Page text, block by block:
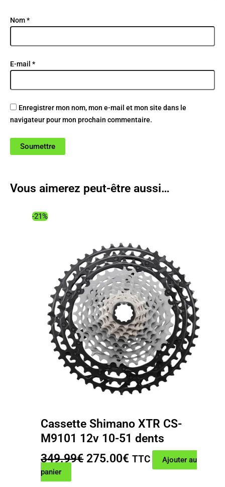
Nom*
E-mail *
Enregistrer mon nom, mon e-mail et mon site dans le
navigateur pour mon prochain commentaire.
Vous aimerez peut-être aussi…
-21%
Cassette Shimano XTR CS-
M9101 12v 10-51 dents
349.99€ Le
275.00€ Le
TTC
Ajouter au
panier